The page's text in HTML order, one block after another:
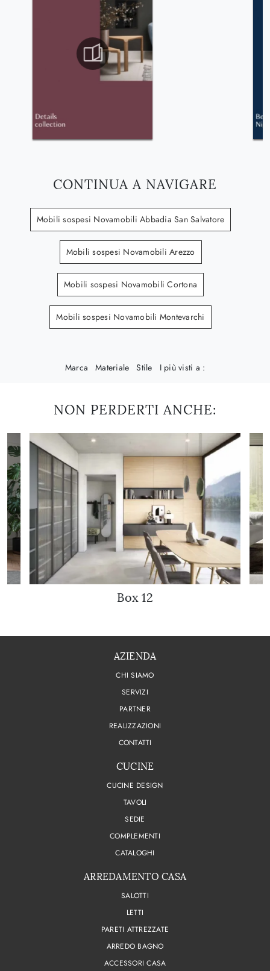
CONTINUA A NAVIGARE
Mobili sospesi Novamobili Abbadia San Salvatore
Mobili sospesi Novamobili Arezzo
Mobili sospesi Novamobili Cortona
Mobili sospesi Novamobili Montevarchi
Marca Materiale Stile I più visti a :
NON PERDERTI ANCHE:
Box 12
AZIENDA
CHI SIAMO
SERVIZI
PARTNER
REALIZZAZIONI
CONTATTI
CUCINE
CUCINE DESIGN
TAVOLI
SEDIE
COMPLEMENTI
CATALOGHI
ARREDAMENTO CASA
SALOTTI
LETTI
PARETI ATTREZZATE
ARREDO BAGNO
ACCESSORI CASA